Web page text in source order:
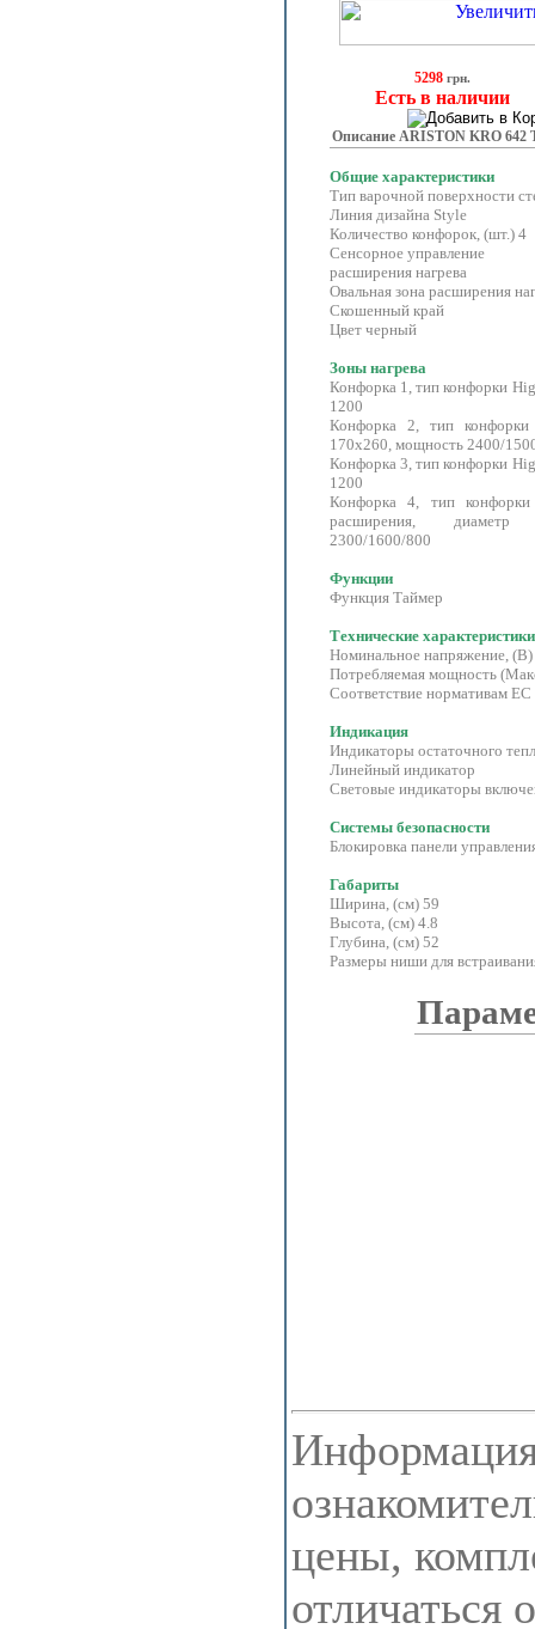
5298 грн.
Есть в наличии
Описание ARISTON KRO 642
Общие характеристики
Тип варочной поверхности
Линия дизайна Style
Количество конфорок,
Сенсорное
расширения нагрева
Овальная зона расширения
Скошенный край
Цвет черный
Зоны нагрева
Конфорка 1, тип конфорки
1200
Конфорка 2, тип конфорки
170x260, мощность 2400/
Конфорка 3, тип конфорки
1200
Конфорка 4, тип
расширения,
2300/1600/800
Функции
Функция Таймер
Технические характеристики
Номинальное напряжение,
Потребляемая мощность
Соответствие
Индикация
Индикаторы остаточного
Линейный индикатор
Световые индикаторы
Системы безопасности
Блокировка панели
Габариты
Ширина, (см) 59
Высота, (см) 4.8
Глубина, (см) 52
Размеры ниши для
Информация
цены,
отличаться